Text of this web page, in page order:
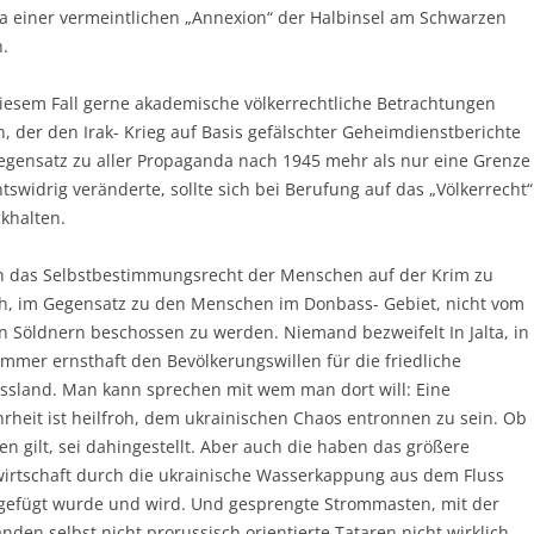
einer vermeintlichen „Annexion“ der Halbinsel am Schwarzen
Fall gerne akademische völkerrechtliche Betrachtungen
der den Irak- Krieg auf Basis gefälschter Geheimdienstberichte
zu aller Propaganda nach 1945 mehr als nur eine Grenze
veränderte, sollte sich bei Berufung auf das „Völkerrecht“
das Selbstbestimmungsrecht der Menschen auf der Krim zu
im Gegensatz zu den Menschen im Donbass- Gebiet, nicht vom
Söldnern beschossen zu werden. Niemand bezweifelt In Jalta, in
ernsthaft den Bevölkerungswillen für die friedliche
Man kann sprechen mit wem man dort will: Eine
ist heilfroh, dem ukrainischen Chaos entronnen zu sein. Ob
gilt, sei dahingestellt. Aber auch die haben das größere
durch die ukrainische Wasserkappung aus dem Fluss
wurde und wird. Und gesprengte Strommasten, mit der